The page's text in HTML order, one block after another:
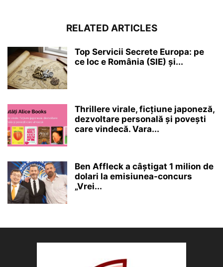
RELATED ARTICLES
Top Servicii Secrete Europa: pe
ce loc e România (SIE) și...
Thrillere virale, ficțiune japoneză,
dezvoltare personală și povești
care vindecă. Vara...
Ben Affleck a câștigat 1 milion de
dolari la emisiunea-concurs
„Vrei...